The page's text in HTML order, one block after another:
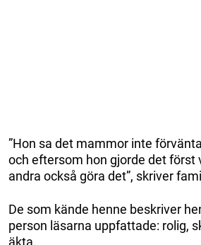
”Hon sa det mammor inte
och eftersom hon gjorde det först
andra också göra det”, skriver
De som kände henne beskriver
person läsarna uppfattade: rolig,
äkta.